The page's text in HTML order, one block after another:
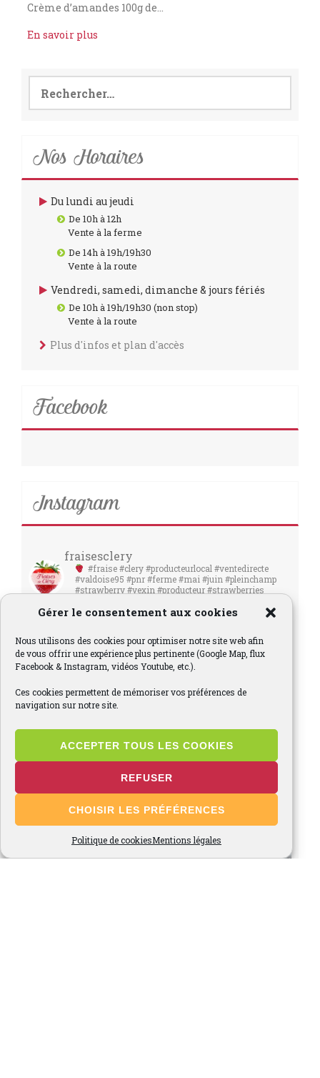
Gérer le consentement aux cookies
Nous utilisons des cookies pour optimiser notre site web afin
de vous offrir une expérience plus pertinente (Google Map, flux
Facebook & Instagram, vidéos Youtube, etc.).
Ces cookies permettent de mémoriser vos préférences de
navigation sur notre site.
ACCEPTER TOUS LES COOKIES
REFUSER
CHOISIR LES PRÉFÉRENCES
Politique de cookiesMentions légales
Crème d’amandes 100g de…
En savoir plus
Rechercher :
Nos Horaires
Du lundi au jeudi
De 10h à 12h
Vente à la ferme
De 14h à 19h/19h30
Vente à la route
Vendredi, samedi, dimanche & jours fériés
De 10h à 19h/19h30 (non stop)
Vente à la route
Plus d'infos et plan d'accès
Facebook
Instagram
fraisesclery
#fraise #clery #producteurlocal #ventedirecte
#valdoise95 #pnr #ferme #mai #juin #pleinchamp
#strawberry #vexin #producteur #strawberries